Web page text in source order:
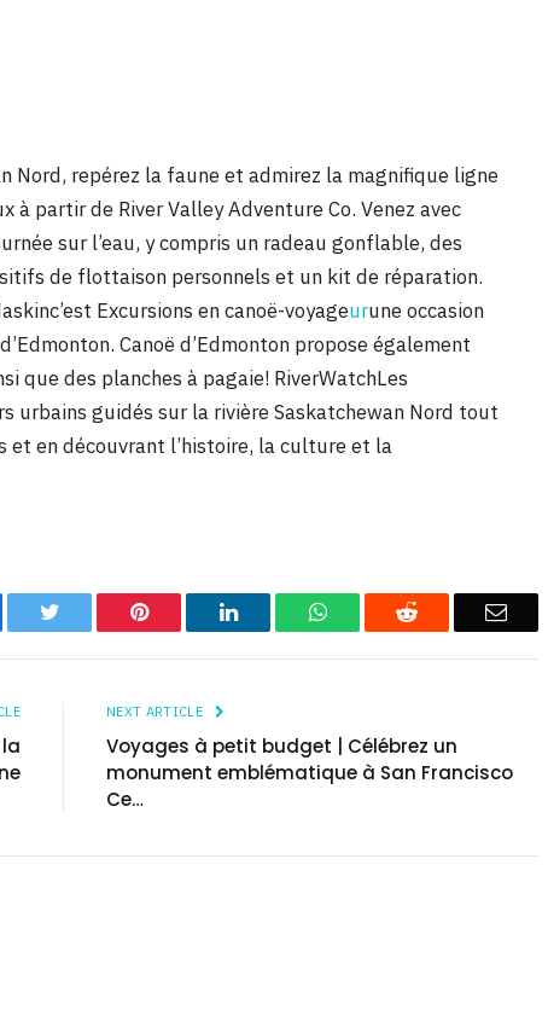
Nord, repérez la faune et admirez la magnifique ligne
à partir de River Valley Adventure Co. Venez avec
sur l’eau, y compris un radeau gonflable, des
de flottaison personnels et un kit de réparation.
Excursions en canoë-voyageurune occasion
Canoë d’Edmonton propose également
que des planches à pagaie! RiverWatchLes
urbains guidés sur la rivière Saskatchewan Nord tout
en découvrant l’histoire, la culture et la
Twitter Pinterest LinkedIn WhatsAppReddit Email
NEXT ARTICLE
Voyages à petit budget | Célébrez un
monument emblématique à San Francisco
Ce…